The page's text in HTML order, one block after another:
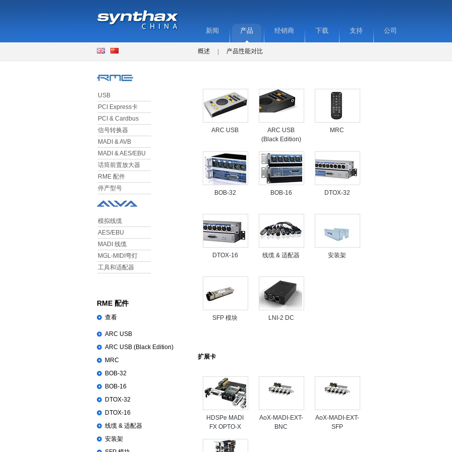
新闻 产品 经销商 下载 支持 公司
概述 产品性能对比
USB
PCI Express卡
PCI & Cardbus
信号转换器
MADI & AVB
MADI & AES/EBU
话筒前置放大器
RME 配件
停产型号
模拟线缆
AES/EBU
MADI 线缆
MGL-MIDI弯灯
工具和适配器
RME 配件
查看
ARC USB
ARC USB (Black Edition)
MRC
BOB-32
BOB-16
DTOX-32
DTOX-16
线缆 & 适配器
安装架
ARC USB
ARC USB
(Black Edition)
MRC
BOB-32 BOB-16 DTOX-32
DTOX-16 线缆 & 适配器 安装架
SFP 模块 LNI-2 DC
扩展卡
HDSPe MADI
FX OPTO-X
AoX-MADI-EXT-
BNC
AoX-MADI-EXT-
SFP